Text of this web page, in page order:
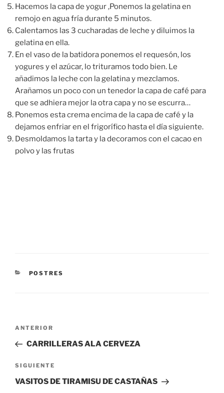
Hacemos la capa de yogur ,Ponemos la gelatina en
remojo en agua fría durante 5 minutos.
Calentamos las 3 cucharadas de leche y diluimos la
gelatina en ella.
En el vaso de la batidora ponemos el requesón, los
yogures y el azúcar, lo trituramos todo bien. Le
añadimos la leche con la gelatina y mezclamos.
Arañamos un poco con un tenedor la capa de café para
que se adhiera mejor la otra capa y no se escurra…
Ponemos esta crema encima de la capa de café y la
dejamos enfriar en el frigorífico hasta el día siguiente.
Desmoldamos la tarta y la decoramos con el cacao en
polvo y las frutas
CATEGORÍAS
POSTRES
Navegación
entradas
Entrada
anterior:
ANTERIOR
CARRILLERAS ALA CERVEZA
Siguiente
entrada
SIGUIENTE
VASITOS DE TIRAMISU DE CASTAÑAS